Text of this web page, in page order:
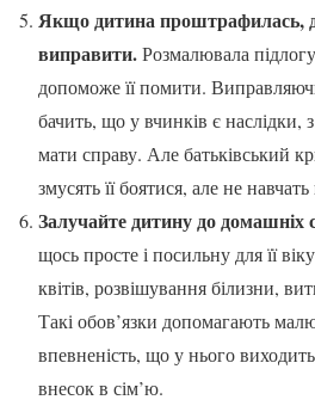
Якщо дитина проштрафилась,
виправити.Розмалювала
допоможе її помити.
бачить, що у вчинків є наслідки,
мати справу. Але батьківський
змусять її боятися, але не
Залучайте дитину до домашніх
щось просте і посильну для її
квітів, розвішування білизни,
Такі обов’язки допомагають
впевненість, що у нього
внесок в сім’ю.